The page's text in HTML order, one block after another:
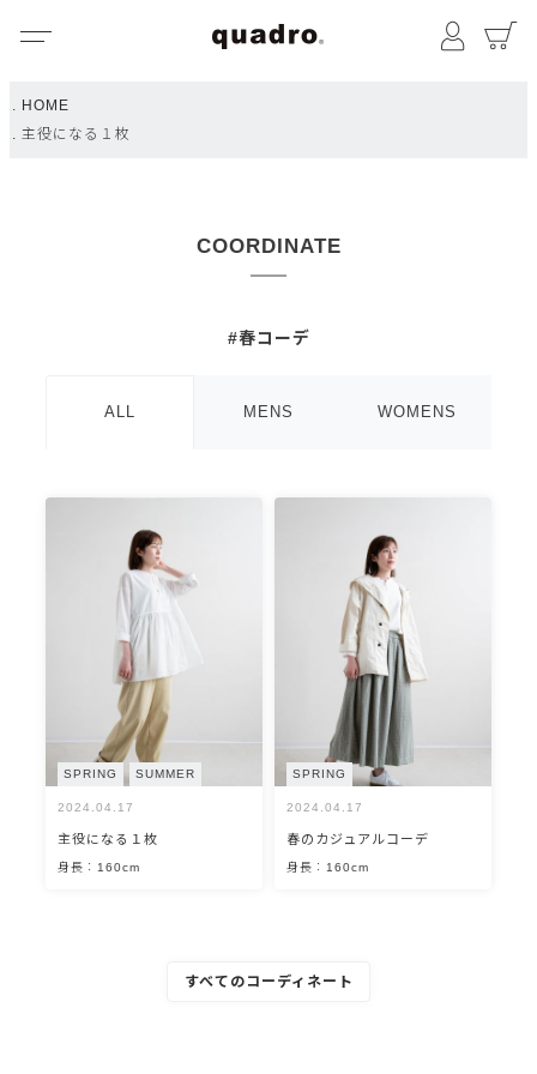
マイペ
HOME
主役になる１枚
COORDINATE
#春コーデ
ALL MENS WOMENS
SPRING SUMMER
2024.04.17
主役になる１枚
身長：160cm
SPRING
2024.04.17
春のカジュアルコーデ
身長：160cm
すべてのコーディネート